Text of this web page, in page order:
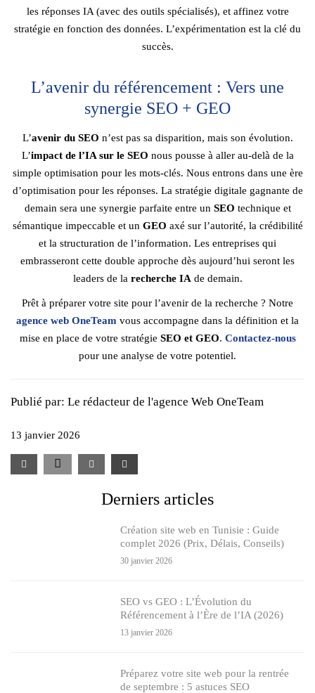
les réponses IA (avec des outils spécialisés), et affinez votre
stratégie en fonction des données. L’expérimentation est la clé du
succès.
L’avenir du référencement : Vers une
synergie SEO + GEO
L’avenir du SEO n’est pas sa disparition, mais son évolution.
L’impact de l’IA sur le SEO nous pousse à aller au-delà de la
simple optimisation pour les mots-clés. Nous entrons dans une ère
d’optimisation pour les réponses. La stratégie digitale gagnante de
demain sera une synergie parfaite entre un SEO technique et
sémantique impeccable et un GEO axé sur l’autorité, la crédibilité
et la structuration de l’information. Les entreprises qui
embrasseront cette double approche dès aujourd’hui seront les
leaders de la recherche IA de demain.
Prêt à préparer votre site pour l’avenir de la recherche ? Notre
agence web OneTeam vous accompagne dans la définition et la
mise en place de votre stratégie SEO et GEO. Contactez-nous
pour une analyse de votre potentiel.
Publié par: Le rédacteur de l'agence Web OneTeam
13 janvier 2026
Derniers articles
Création site web en Tunisie : Guide
complet 2026 (Prix, Délais, Conseils)
30 janvier 2026
SEO vs GEO : L’Évolution du
Référencement à l’Ère de l’IA (2026)
13 janvier 2026
Préparez votre site web pour la rentrée
de septembre : 5 astuces SEO